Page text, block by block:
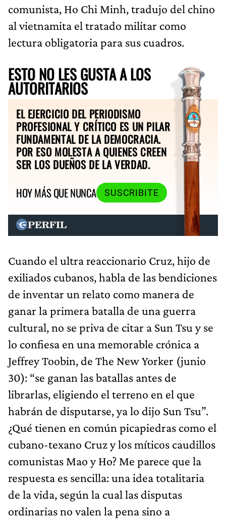
comunista, Ho Chi Minh, tradujo del chino
al vietnamita el tratado militar como
lectura obligatoria para sus cuadros.
ESTO NO LES GUSTA A LOS
AUTORITARIOS
EL EJERCICIO DEL PERIODISMO
PROFESIONAL Y CRÍTICO ES UN PILAR
FUNDAMENTAL DE LA DEMOCRACIA.
POR ESO MOLESTA A QUIENES CREEN
SER LOS DUEÑOS DE LA VERDAD.
HOY MÁS QUE NUNCA
SUSCRIBITE
Cuando el ultra reaccionario Cruz, hijo de
exiliados cubanos, habla de las bendiciones
de inventar un relato como manera de
ganar la primera batalla de una guerra
cultural, no se priva de citar a Sun Tsu y se
lo confiesa en una memorable crónica a
Jeffrey Toobin, de The New Yorker (junio
30): “se ganan las batallas antes de
librarlas, eligiendo el terreno en el que
habrán de disputarse, ya lo dijo Sun Tsu”.
¿Qué tienen en común picapiedras como el
cubano-texano Cruz y los míticos caudillos
comunistas Mao y Ho? Me parece que la
respuesta es sencilla: una idea totalitaria
de la vida, según la cual las disputas
ordinarias no valen la pena sino a